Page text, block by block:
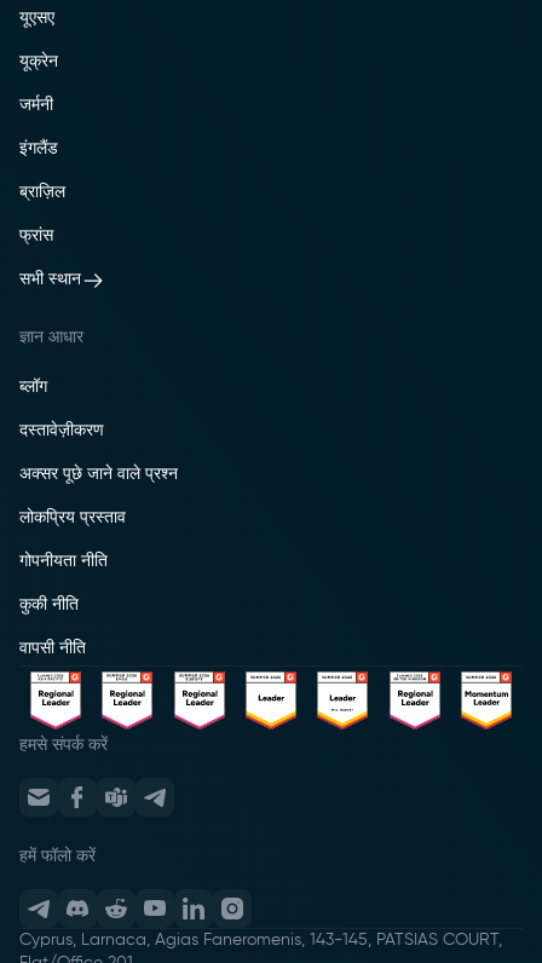
यूएसए
यूक्रेन
जर्मनी
इंगलैंड
ब्राज़िल
फ्रांस
सभी स्थान
ज्ञान आधार
ब्लॉग
दस्तावेज़ीकरण
अक्सर पूछे जाने वाले प्रश्न
लोकप्रिय प्रस्ताव
गोपनीयता नीति
कुकी नीति
वापसी नीति
हमसे संपर्क करें
हमें फॉलो करें
Cyprus, Larnaca, Agias Faneromenis, 143-145, PATSIAS COURT,